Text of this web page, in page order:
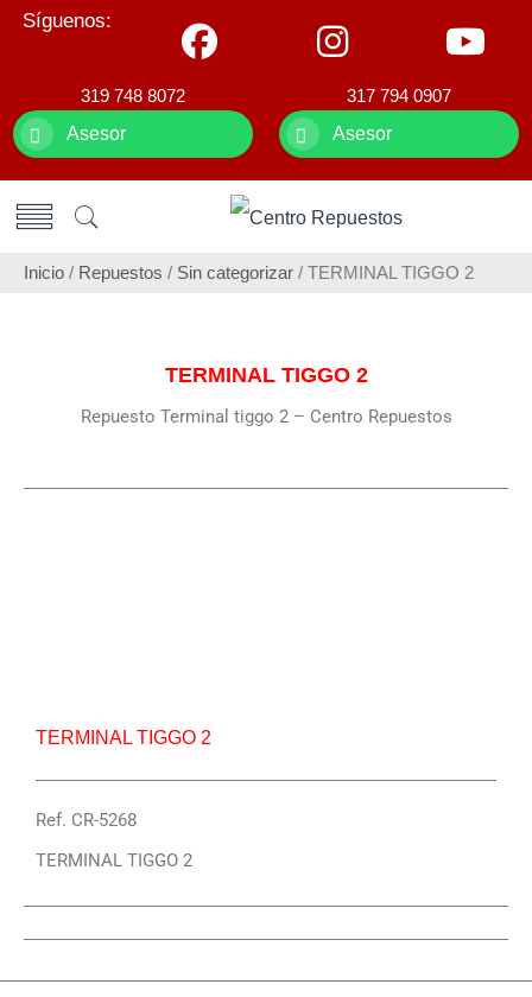
Síguenos:
319 748 8072
Asesor
317 794 0907
Asesor
Inicio / Repuestos / Sin categorizar / TERMINAL TIGGO 2
TERMINAL TIGGO 2
Repuesto Terminal tiggo 2 – Centro Repuestos
TERMINAL TIGGO 2
Ref. CR-5268
TERMINAL TIGGO 2